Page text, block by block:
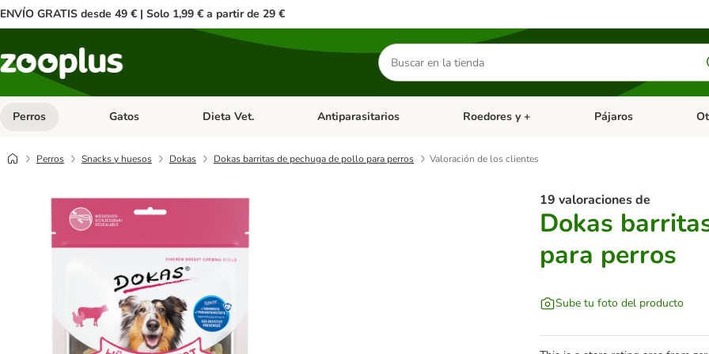
ENVÍO GRATIS desde 49 € | Solo 1,99 € a partir de 29 €
Buscar
productos
Perros Menú de categoria abierto: Perros
Gatos Menú de categoria abierto: Gatos
Dieta Vet. Menú de categoria abierto: Dieta Vet.
Antiparasitarios Menú de categoria abierto: Antiparasitarios
Roedores y + Menú de categoria
Pájaros
Perros Snacks y huesos Dokas Dokas barritas de pechuga de pollo para perros Valoración de los clientes
19 valoraciones de
Dokas
para perros
Sube tu foto del producto